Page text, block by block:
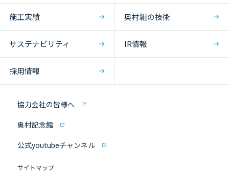
施工実績 奥村組の技術
サステナビリティ IR情報
採用情報
協力会社の皆様へ
奥村記念館
公式youtubeチャンネル
サイトマップ